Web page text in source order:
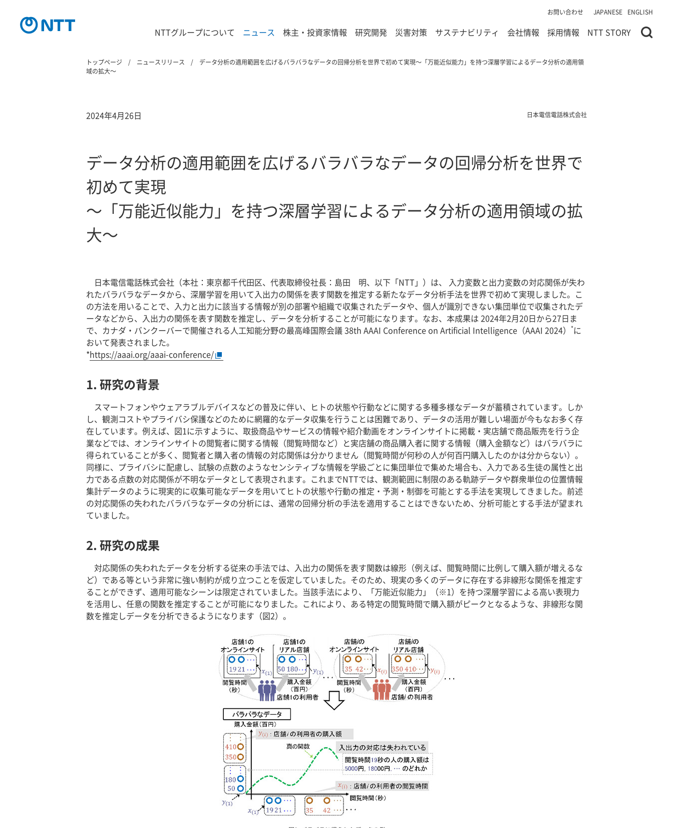
お問い合わせ JAPANESE ENGLISH
NTTグループについて ニュース 株主・投資家情報 研究開発 災害対策 サステナビリティ 会社情報 採用情報 NTT STORY
トップページ ニュースリリース
データ分析の適用範囲を広げるバラバラなデータの回帰分析を世界で初めて実現～「万能近似能力」を持つ深層学習によるデータ分析の適用領
域の拡大～
2024年4月26日 日本電信電話株式会社
データ分析の適用範囲を広げるバラバラなデータの回帰分析を世界で
初めて実現
～「万能近似能力」を持つ深層学習によるデータ分析の適用領域の拡
大～
日本電信電話株式会社（本社：東京都千代田区、代表取締役社長：島田 明、以下「NTT」）は、 入力変数と出力変数の対応関係が失わ
れたバラバラなデータから、深層学習を用いて入出力の関係を表す関数を推定する新たなデータ分析手法を世界で初めて実現しました。こ
の方法を用いることで、入力と出力に該当する情報が別の部署や組織で収集されたデータや、個人が識別できない集団単位で収集されたデ
ータなどから、入出力の関係を表す関数を推定し、データを分析することが可能になります。なお、本成果は 2024年2月20日から27日ま
で、カナダ・バンクーバーで開催される人工知能分野の最高峰国際会議 38th AAAI Conference on Artificial Intelligence（AAAI 2024）
*に
おいて発表されました。
*https://aaai.org/aaai-conference/
1. 研究の背景
スマートフォンやウェアラブルデバイスなどの普及に伴い、ヒトの状態や行動などに関する多種多様なデータが蓄積されています。しか
し、観測コストやプライバシ保護などのために網羅的なデータ収集を行うことは困難であり、データの活用が難しい場面が今もなお多く存
在しています。例えば、図1に示すように、取扱商品やサービスの情報や紹介動画をオンラインサイトに掲載・実店舗で商品販売を行う企
業などでは、オンラインサイトの閲覧者に関する情報（閲覧時間など）と実店舗の商品購入者に関する情報（購入金額など）はバラバラに
得られていることが多く、閲覧者と購入者の情報の対応関係は分かりません（閲覧時間が何秒の人が何百円購入したのかは分からない）。
同様に、プライバシに配慮し、試験の点数のようなセンシティブな情報を学級ごとに集団単位で集めた場合も、入力である生徒の属性と出
力である点数の対応関係が不明なデータとして表現されます。これまでNTTでは、観測範囲に制限のある軌跡データや群衆単位の位置情報
集計データのように現実的に収集可能なデータを用いてヒトの状態や行動の推定・予測・制御を可能とする手法を実現してきました。前述
の対応関係の失われたバラバラなデータの分析には、通常の回帰分析の手法を適用することはできないため、分析可能とする手法が望まれ
ていました。
2. 研究の成果
対応関係の失われたデータを分析する従来の手法では、入出力の関係を表す関数は線形（例えば、閲覧時間に比例して購入額が増えるな
ど）である等という非常に強い制約が成り立つことを仮定していました。そのため、現実の多くのデータに存在する非線形な関係を推定す
ることができず、適用可能なシーンは限定されていました。当該手法により、「万能近似能力」（※1）を持つ深層学習による高い表現力
を活用し、任意の関数を推定することが可能になりました。これにより、ある特定の閲覧時間で購入額がピークとなるような、非線形な関
数を推定しデータを分析できるようになります（図2）。